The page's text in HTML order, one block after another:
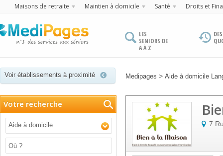
Maisons de retraite Maintien à domicile Santé Droits et
LES
SENIORS DE
A À Z
Voir établissements à proximité Medipages > Aide à domicile
Votre recherche
Aide à domicile 7